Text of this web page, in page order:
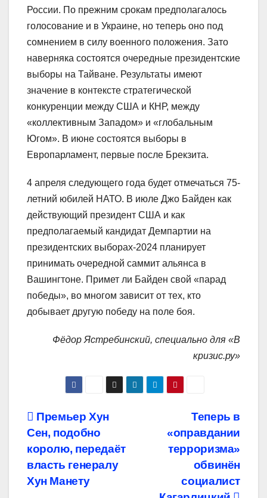
России. По прежним срокам предполагалось
голосование и в Украине, но теперь оно под
сомнением в силу военного положения. Зато
наверняка состоятся очередные президентские
выборы на Тайване. Результаты имеют
значение в контексте стратегической
конкуренции между США и КНР, между
«коллективным Западом» и «глобальным
Югом». В июне состоятся выборы в
Европарламент, первые после Брекзита.
4 апреля следующего года будет отмечаться 75-
летний юбилей НАТО. В июле Джо Байден как
действующий президент США и как
предполагаемый кандидат Демпартии на
президентских выборах-2024 планирует
принимать очередной саммит альянса в
Вашингтоне. Примет ли Байден свой «парад
победы», во многом зависит от тех, кто
добывает другую победу на поле боя.
Фёдор Ястребинский, специально для «В
кризис.ру»
Навигация
по
записям
Теперь в
«оправдании
терроризма»
обвинён
социалист
Премьер Хун
Сен, подобно
королю, передаёт
власть генералу
Хун Манету